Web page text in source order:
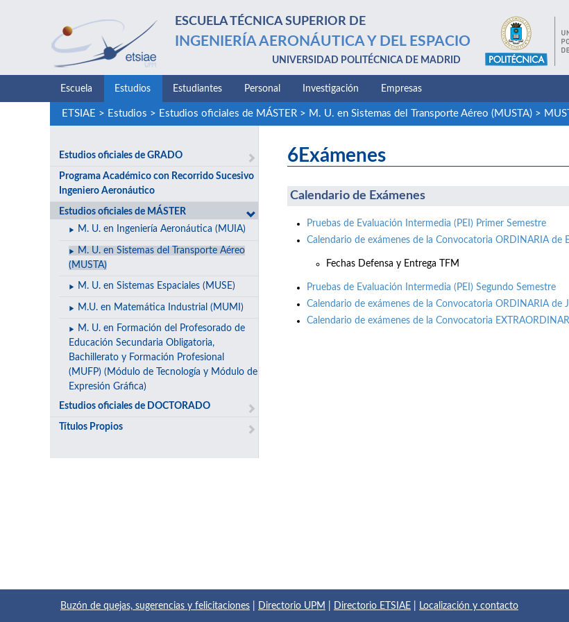
ESCUELA TÉCNICA SUPERIOR DE
INGENIERÍA AERONÁUTICA Y DEL ESPACIO
UNIVERSIDAD POLITÉCNICA DE MADRID
Escuela Estudios Estudiantes Personal Investigación Empresas
ETSIAE > Estudios > Estudios oficiales de MÁSTER> M. U. en Sistemas del Transporte Aéreo (MUSTA)>
Estudios oficiales de GRADO
Programa Académico con Recorrido Sucesivo
Ingeniero Aeronáutico
Estudios oficiales de MÁSTER
M. U. en Ingeniería Aeronáutica (MUIA)
M. U. en Sistemas del Transporte Aéreo
(MUSTA)
M. U. en Sistemas Espaciales (MUSE)
M.U. en Matemática Industrial (MUMI)
M. U. en Formación del Profesorado de
Educación Secundaria Obligatoria,
Bachillerato y Formación Profesional
(MUFP) (Módulo de Tecnología y Módulo de
Expresión Gráfica)
Estudios oficiales de DOCTORADO
Títulos Propios
6Exámenes
Calendario de Exámenes
Pruebas de Evaluación Intermedia (PEI) Primer Semestre
Calendario de exámenes de la Convocatoria ORDINARIA de
Fechas Defensa y Entrega TFM
Pruebas de Evaluación Intermedia (PEI) Segundo Semestre
Calendario de exámenes de la Convocatoria ORDINARIA de
Calendario de exámenes de la Convocatoria
Buzón de quejas, sugerencias y felicitaciones Directorio UPM Directorio ETSIAE Localización y contacto